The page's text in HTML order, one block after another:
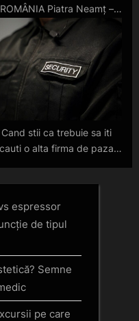
ROMÂNIA Piatra Neamț –
de business networking
Cand stii ca trebuie sa iti
cauti o alta firma de paza
espressor
de tipul
Semne
pe care